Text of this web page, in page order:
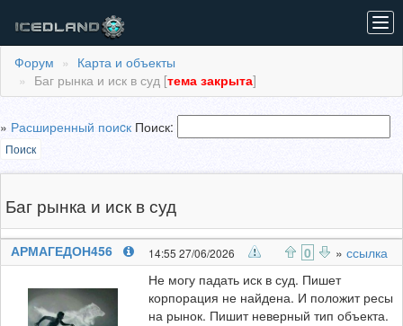
Форум
Карта и объекты
Баг рынка и иск в суд [тема закрыта]
» Расширенный поиcк Поиск:
Поиск
Баг рынка и иск в суд
АРМАГЕДОН456 14:55 27/06/2026 0 » ссылка
Не могу падать иск в суд. Пишет
корпорация не найдена. И положит ресы
на рынок. Пишит неверный тип объекта.